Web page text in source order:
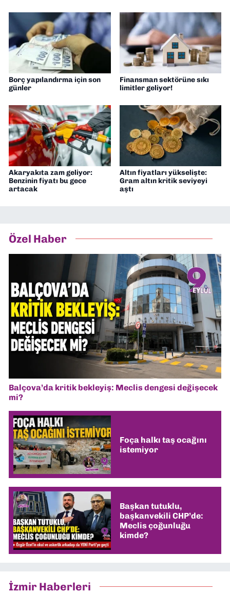
Borç yapılandırma için son
günler
Finansman sektörüne sıkı
limitler geliyor!
Akaryakıta zam geliyor:
Benzinin fiyatı bu gece
artacak
Altın fiyatları yükselişte:
Gram altın kritik seviyeyi
aştı
Özel Haber
Balçova’da kritik bekleyiş: Meclis dengesi değişecek
mi?
Foça halkı taş ocağını
istemiyor
Başkan tutuklu,
başkanvekili CHP’de:
Meclis çoğunluğu
kimde?
İzmir Haberleri